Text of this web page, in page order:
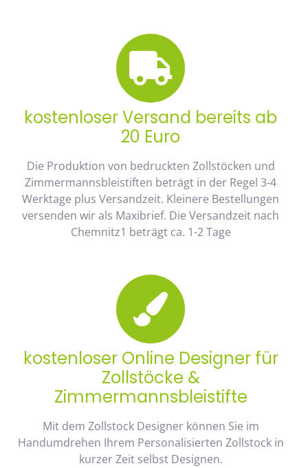
kostenloser Versand bereits ab
20 Euro
Die Produktion von bedruckten Zollstöcken und
Zimmermannsbleistiften beträgt in der Regel 3-4
Werktage plus Versandzeit. Kleinere Bestellungen
versenden wir als Maxibrief. Die Versandzeit nach
Chemnitz1 beträgt ca. 1-2 Tage
kostenloser Online Designer für
Zollstöcke &
Zimmermannsbleistifte
Mit dem Zollstock Designer können Sie im
Handumdrehen Ihrem Personalisierten Zollstock in
kurzer Zeit selbst Designen.